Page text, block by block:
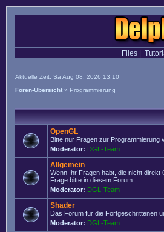
Files|
Aktuelle Zeit: Sa Aug 08, 2026 13:10
Foren-Übersicht » Programmierung
OpenGL
Bitte nur Fragen zur Programmierung
Moderator: DGL-Team
Allgemein
Wenn Ihr Fragen habt, die nicht
Frage bitte in diesem Forum
Moderator: DGL-Team
Shader
Das Forum für die Fortgeschrittenen
Moderator: DGL-Team